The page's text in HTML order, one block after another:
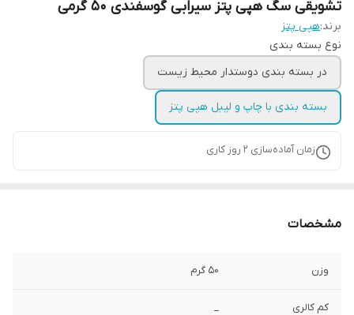
تشویقی سگ هپی پتز سیرابی گوسفندی ۵۰ گرمی
برند:هپی پتز
نوع بسته بندی
در بسته بندی دوستدار محیط زیست
بسته بندی با چاپ و لیبل هپی پتز
زمان آماده‌سازی 2 روز کاری
مشخصات
وزن ۵۰ گرم
کم کالری _